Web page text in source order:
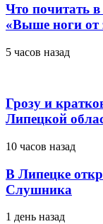
Что почитать
«Выше ноги от
5 часов назад
Грозу и
Липецкой
10 часов назад
В Липецке
Слушника
1 день назад